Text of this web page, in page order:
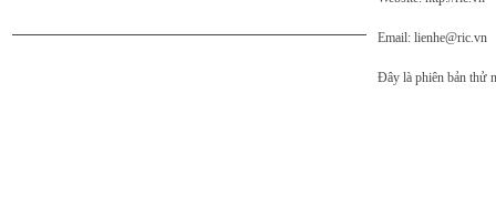
Email: lienhe@ric.vn
Đây là phiên bản thử